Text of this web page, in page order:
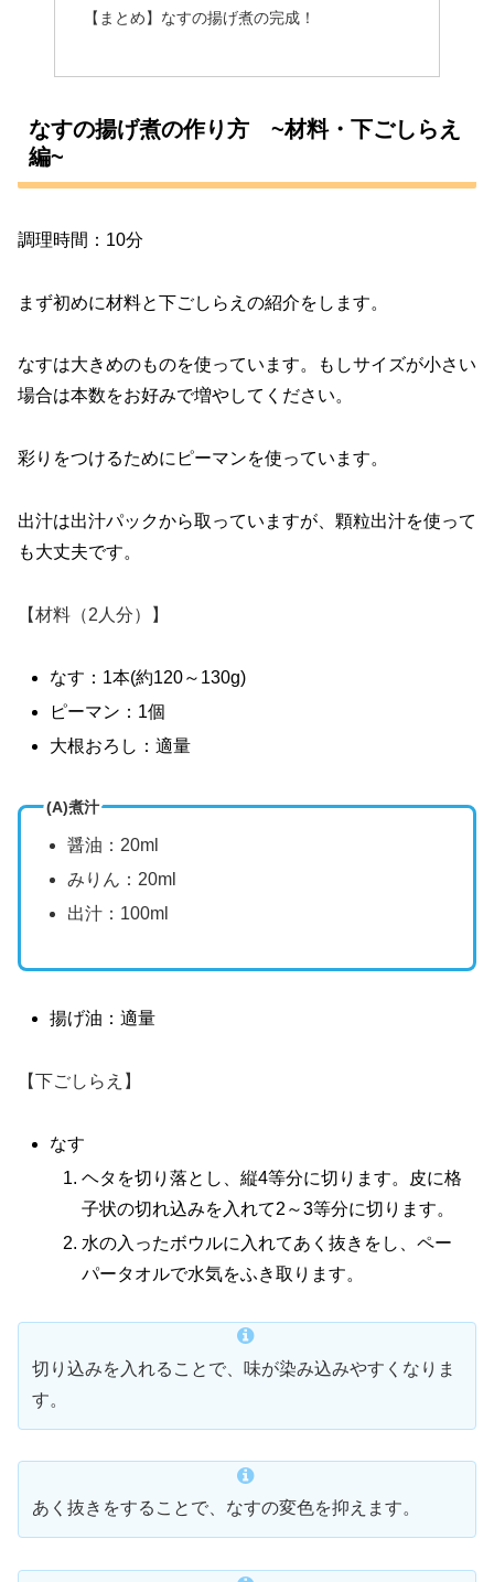
【まとめ】なすの揚げ煮の完成！
なすの揚げ煮の作り方 ~材料・下ごしらえ
編~
調理時間：10分
まず初めに材料と下ごしらえの紹介をします。
なすは大きめのものを使っています。もしサイズが小さい
場合は本数をお好みで増やしてください。
彩りをつけるためにピーマンを使っています。
出汁は出汁パックから取っていますが、顆粒出汁を使って
も大丈夫です。
【材料（2人分）】
なす：1本(約120～130g)
ピーマン：1個
大根おろし：適量
(A)煮汁
醤油：20ml
みりん：20ml
出汁：100ml
揚げ油：適量
【下ごしらえ】
なす
ヘタを切り落とし、縦4等分に切ります。皮に格
子状の切れ込みを入れて2～3等分に切ります。
水の入ったボウルに入れてあく抜きをし、ペー
パータオルで水気をふき取ります。
切り込みを入れることで、味が染み込みやすくなりま
す。
あく抜きをすることで、なすの変色を抑えます。